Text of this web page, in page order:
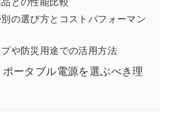
の選び方とコストパフォーマン
や防災用途での活用方法
ータブル電源を選ぶべき理